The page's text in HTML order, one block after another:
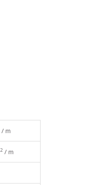
m
2 / m